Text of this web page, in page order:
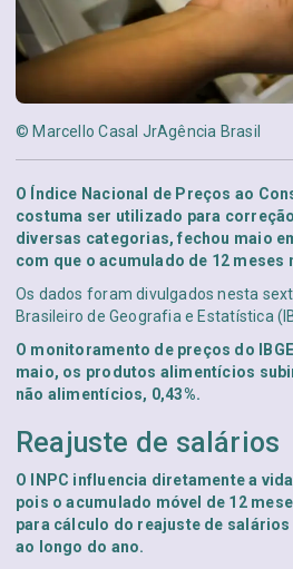
© Marcello Casal JrAgência Brasil
O Índice Nacional de Preços ao
costuma ser utilizado para
diversas categorias, fechou maio
com que o acumulado de 12 meses
Os dados foram divulgados nesta
Brasileiro de Geografia e Estatística
O monitoramento de preços do
maio, os produtos alimentícios
não alimentícios, 0,43%.
Reajuste de salários
O INPC influencia diretamente a
pois o acumulado móvel de 12
para cálculo do reajuste de
ao longo do ano.